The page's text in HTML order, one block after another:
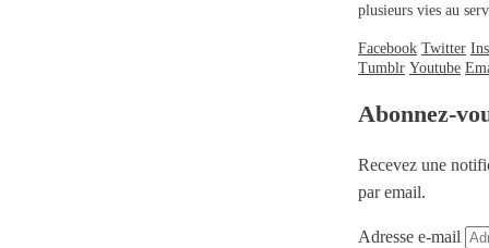
plusieurs vies au
Facebook Twitter
Tumblr Youtube
Abonnez-
Recevez une
par email.
Adresse e-mail